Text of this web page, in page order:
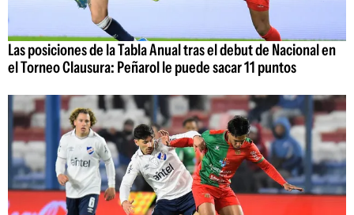
Las posiciones de la Tabla Anual tras el debut de Nacional en
el Torneo Clausura: Peñarol le puede sacar 11 puntos